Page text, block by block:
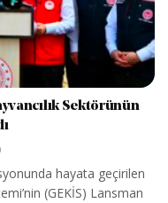
Sektörünün
hayata geçirilen
(GEKİS) Lansman